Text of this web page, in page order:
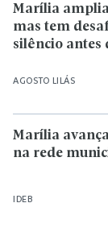
AGOSTO LILÁS
Marília
mas tem
silêncio
IDEB
Marília
na rede